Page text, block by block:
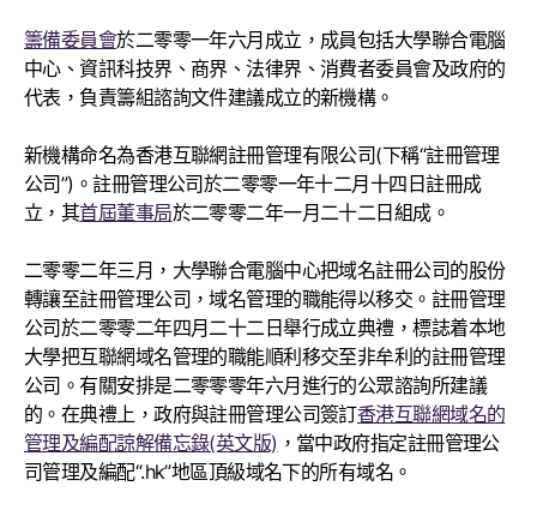
籌備委員會於二零零一年六月成立，成員包括大學聯合電腦
中心、資訊科技界、商界、法律界、消費者委員會及政府的
代表，負責籌組諮詢文件建議成立的新機構。
新機構命名為香港互聯網註冊管理有限公司(下稱“註冊管理
公司”)。註冊管理公司於二零零一年十二月十四日註冊成
立，其首屆董事局於二零零二年一月二十二日組成。
二零零二年三月，大學聯合電腦中心把域名註冊公司的股份
轉讓至註冊管理公司，域名管理的職能得以移交。註冊管理
公司於二零零二年四月二十二日舉行成立典禮，標誌着本地
大學把互聯網域名管理的職能順利移交至非牟利的註冊管理
公司。有關安排是二零零零年六月進行的公眾諮詢所建議
的。在典禮上，政府與註冊管理公司簽訂香港互聯網域名的
管理及編配諒解備忘錄(英文版) ，當中政府指定註冊管理公
司管理及編配“.hk”地區頂級域名下的所有域名。